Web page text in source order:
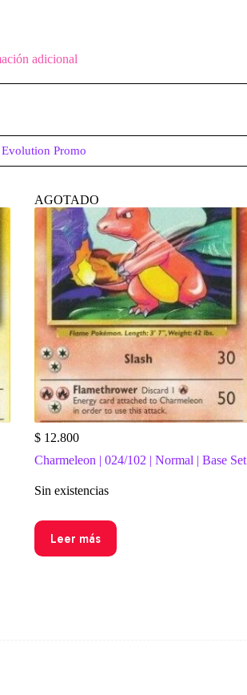
adicional
Promo
AGOTADO
$12.800
Charmeleon | 024/102 | Normal | Base Set
Sin existencias
Leer más